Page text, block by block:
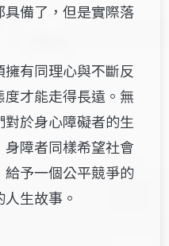
備了，但是實際落
有同理心與不斷反
才能走得長遠。無
於身心障礙者的生
障者同樣希望社會
予一個公平競爭的
生故事。